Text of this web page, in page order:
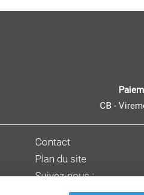
CB -
Contact
Plan du site
Suivez-nous :